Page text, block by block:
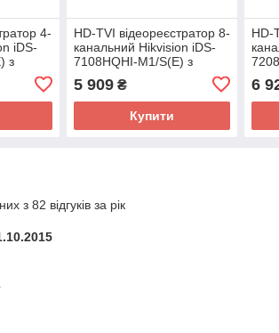
4-
iDS-
з
HD-TVI відеореєстратор 8-
канальний Hikvision iDS-
7108HQHI-M1/S(E) з
відеоаналітики для
системи
5 909₴
Купити
HD-
з 1
6
з 82 відгуків за рік